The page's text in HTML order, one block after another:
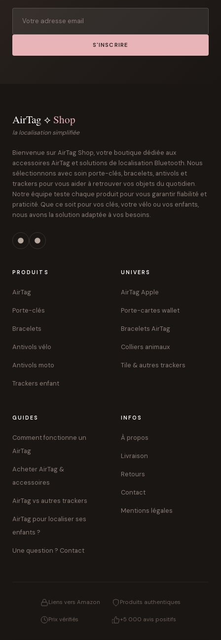
S'INSCRIRE
AirTag ⟡ Shop
la localisation simplifiée
Bienvenue sur AirTag Shop, votre boutique dédiée aux
accessoires AirTag et solutions de localisation Bluetooth. Nous
sélectionnons avec soin porte-clés, bracelets, antivols et
trackers pour vous aider à retrouver vos objets du quotidien.
Notre équipe teste chaque produit pour vous garantir fiabilité et
praticité. Que ce soit pour vos clés, votre vélo ou vos enfants,
nous avons la solution adaptée à vos besoins.
PRODUITS
AirTag
Porte-clés
Bracelets
Antivols vélo
Antivols moto
Trackers enfant
UNIVERS
AirTag Apple
Porte-cartes wallet
Bracelets AirTag
Colliers animaux
Tile & autres trackers
GUIDES
Comment fonctionne un
AirTag
Acheter AirTag &
accessoires
AirTag vs autres trackers
AirTag pour localiser ses
enfants ?
Une question ? Contact
INFOS
À propos
Livraison
Retours
Contact
Mentions légales
Liens vers Amazon Produits authentiques
Prix vérifiés +5 000 avis positifs